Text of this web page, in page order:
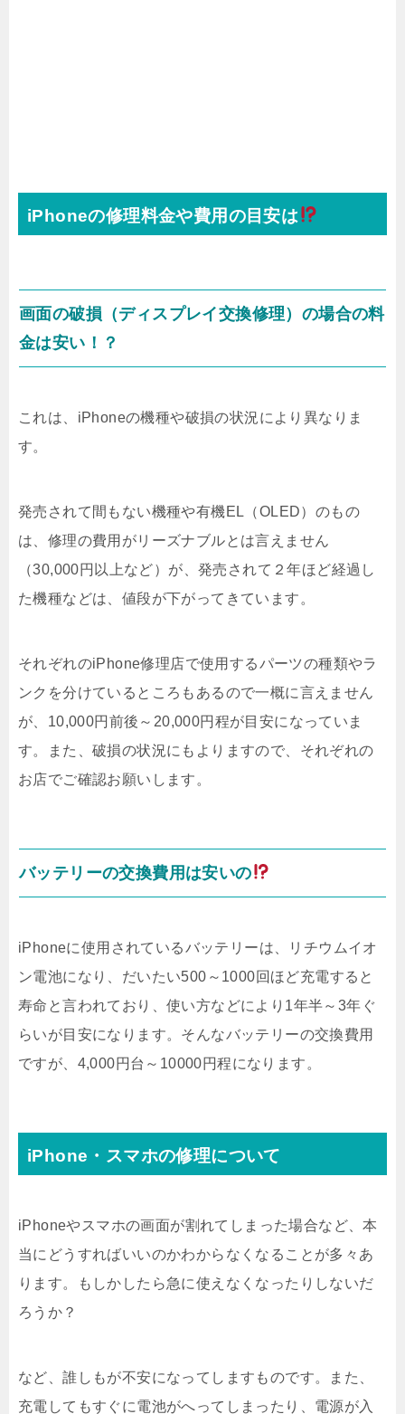
iPhoneの修理料金や費用の目安は
画面の破損（ディスプレイ交換修理）の場合の料
金は安い！？
これは、iPhoneの機種や破損の状況により異なりま
す。
発売されて間もない機種や有機EL（OLED）のもの
は、修理の費用がリーズナブルとは言えません
（30,000円以上など）が、発売されて２年ほど経過し
た機種などは、値段が下がってきています。
それぞれのiPhone修理店で使用するパーツの種類やラ
ンクを分けているところもあるので一概に言えません
が、10,000円前後～20,000円程が目安になっていま
す。また、破損の状況にもよりますので、それぞれの
お店でご確認お願いします。
バッテリーの交換費用は安いの
iPhoneに使用されているバッテリーは、リチウムイオ
ン電池になり、だいたい500～1000回ほど充電すると
寿命と言われており、使い方などにより1年半～3年ぐ
らいが目安になります。そんなバッテリーの交換費用
ですが、4,000円台～10000円程になります。
iPhone・スマホの修理について
iPhoneやスマホの画面が割れてしまった場合など、本
当にどうすればいいのかわからなくなることが多々あ
ります。もしかしたら急に使えなくなったりしないだ
ろうか？
など、誰しもが不安になってしますものです。また、
充電してもすぐに電池がへってしまったり、電源が入